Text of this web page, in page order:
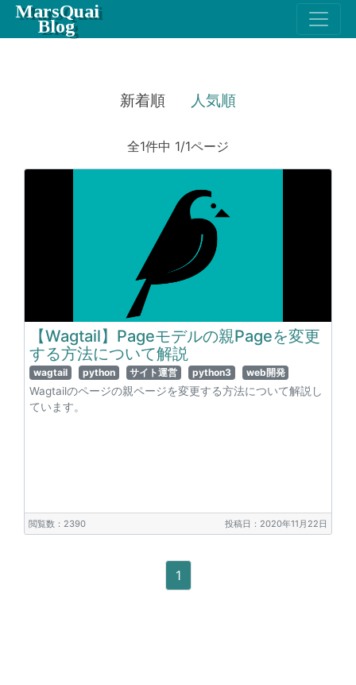
MarsQuai
Blog
新着順 人気順
全1件中 1/1ページ
【Wagtail】Pageモデルの親Pageを変更
する方法について解説
wagtail python サイト運営 python3 web開発
Wagtailのページの親ページを変更する方法について解説し
ています。
閲覧数：2390 投稿日：2020年11月22日
1